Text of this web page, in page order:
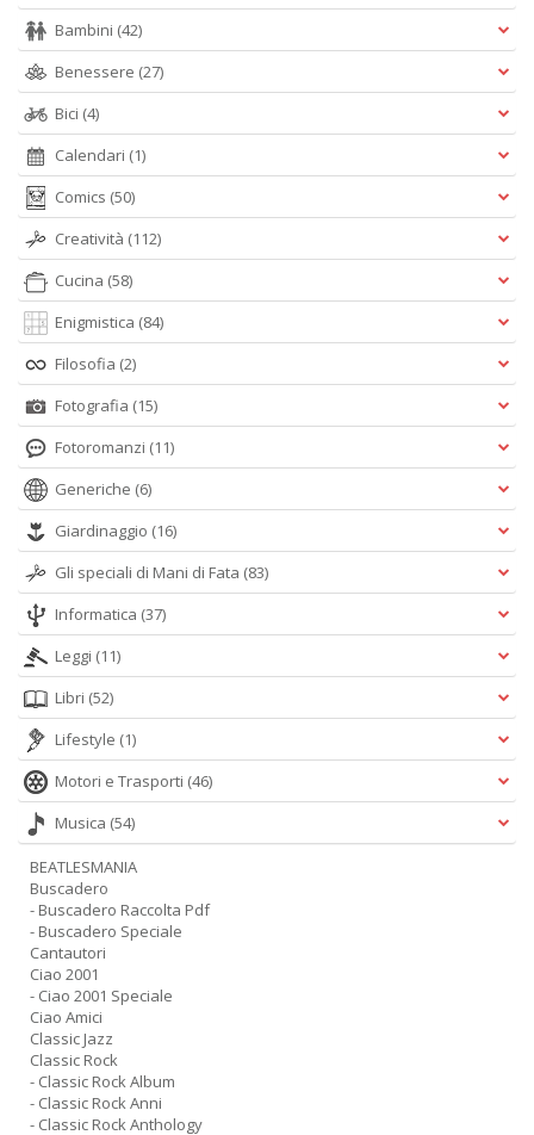
Bambini (42)
Benessere (27)
Bici (4)
Calendari (1)
Comics (50)
Creatività (112)
Cucina (58)
Enigmistica (84)
Filosofia (2)
Fotografia (15)
Fotoromanzi (11)
Generiche (6)
Giardinaggio (16)
Gli speciali di Mani di Fata (83)
Informatica (37)
Leggi (11)
Libri (52)
Lifestyle (1)
Motori e Trasporti (46)
Musica (54)
BEATLESMANIA
Buscadero
- Buscadero Raccolta Pdf
- Buscadero Speciale
Cantautori
Ciao 2001
- Ciao 2001 Speciale
Ciao Amici
Classic Jazz
Classic Rock
- Classic Rock Album
- Classic Rock Anni
- Classic Rock Anthology